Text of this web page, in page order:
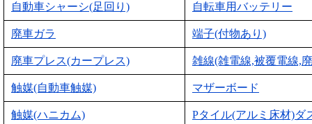
自動車シャーシ(足回り) 自転車用バッテリー
廃車ガラ 端子(付物あり)
廃車プレス(カープレス) 雑線(雑電線,被覆電線,
触媒(自動車触媒) マザーボード
触媒(ハニカム) Pタイル(アルミ床材)ダ